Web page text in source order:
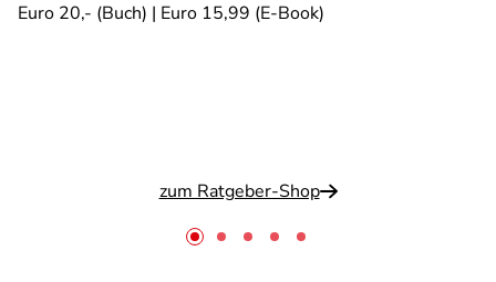
Euro 20,- (Buch) | Euro 15,99 (E-Book)
zum Ratgeber-Shop